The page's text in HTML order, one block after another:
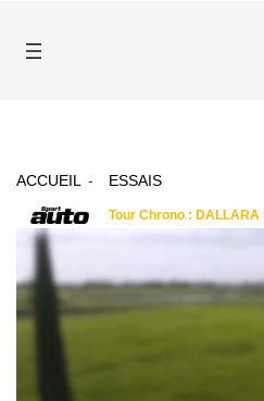
ACCUEIL ESSAIS